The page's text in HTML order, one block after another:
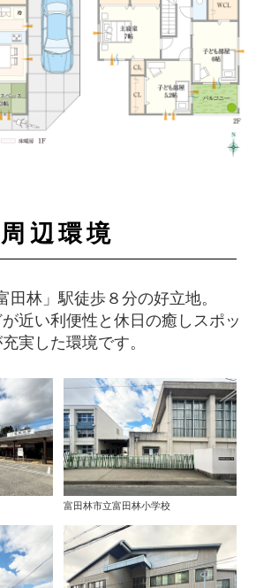
周辺環境
田林」駅徒歩８分の好立地。
近い利便性と休日の癒しスポッ
充実した環境です。
富田林市立富田林小学校